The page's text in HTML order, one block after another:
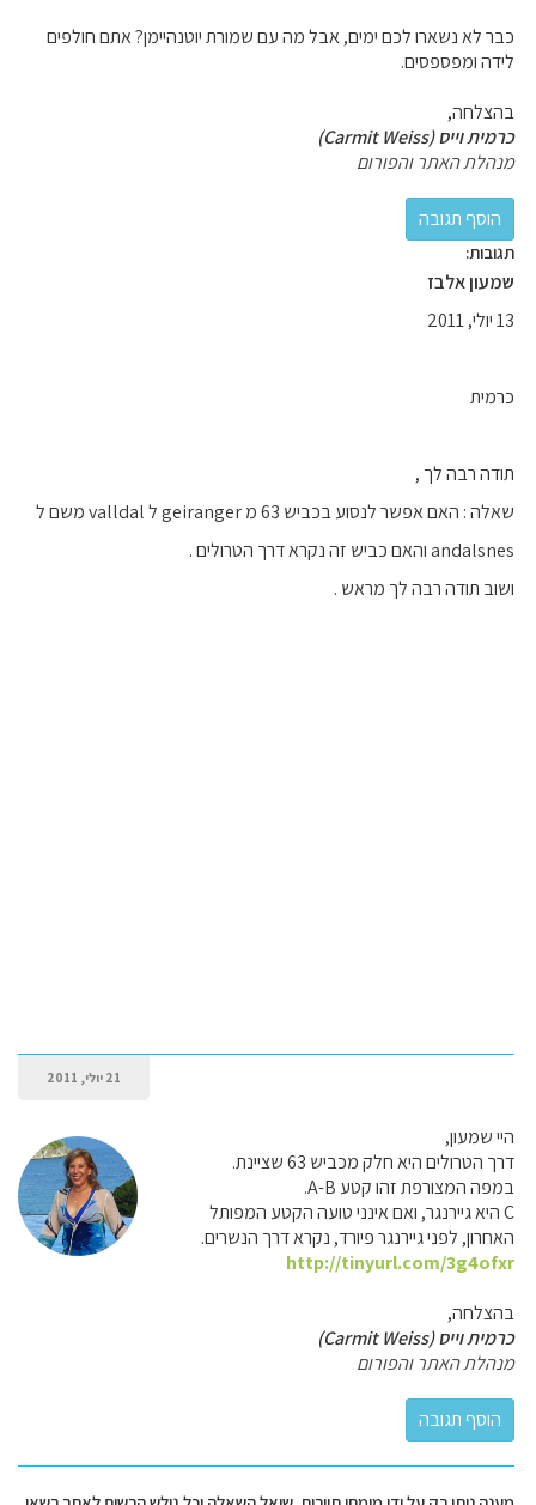
כבר לא נשארו לכם ימים, אבל מה עם שמורת יוטנהיימן? אתם חולפים
לידה ומפספסים.
בהצלחה,
כרמית וייס (Carmit Weiss)
מנהלת האתר והפורום
תגובות:
שמעון אלבז
13 יולי, 2011
כרמית
תודה רבה לך ,
שאלה : האם אפשר לנסוע בכביש 63 מ geiranger ל valldal משם ל
andalsnes והאם כביש זה נקרא דרך הטרולים .
ושוב תודה רבה לך מראש .
21 יולי, 2011
היי שמעון,
דרך הטרולים היא חלק מכביש 63 שציינת.
במפה המצורפת זהו קטע A-B.
C היא גיירנגר, ואם אינני טועה הקטע המפותל
האחרון, לפני גיירנגר פיורד, נקרא דרך הנשרים.
http://tinyurl.com/3g4ofxr
בהצלחה,
כרמית וייס (Carmit Weiss)
מנהלת האתר והפורום